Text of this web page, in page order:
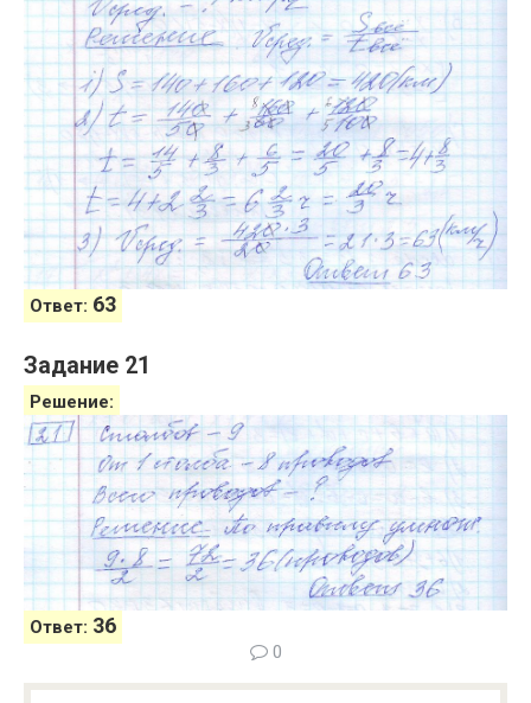
Ответ: 63
Задание 21
Решение:
Ответ: 36
0